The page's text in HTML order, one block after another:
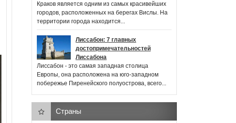
Краков является одним из самых красивейших
городов, расположенных на берегах Вислы. На
территории города находится...
Лиссабон: 7 главных
достопримечательностей
Лиссабона
Лиссабон - это самая западная столица
Европы, она расположена на юго-западном
побережье Пиренейского полуострова, всего...
Страны